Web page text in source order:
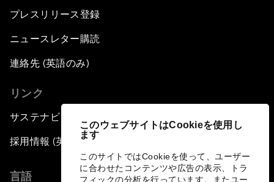
このウェブサイトはCookieを使用し
ます
このサイトではCookieを使って、ユーザー
に合わせたコンテンツや広告の表示、トラ
フィックの分析を行っています。またユー
プレスリリース登録
ニュースレター購読
連絡先 (英語のみ)
リンク
サステナビリティへの取り組み
採用情報 (英語のみ)
言語